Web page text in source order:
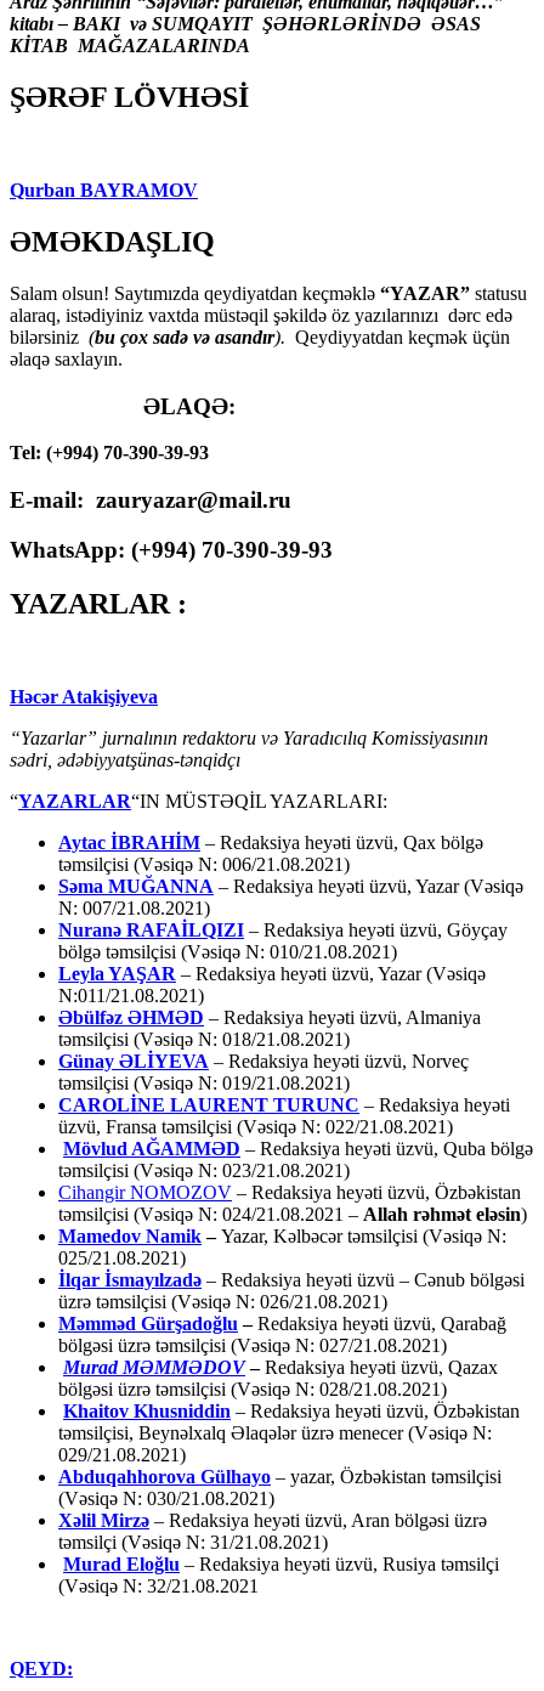
kitabı – BAKI və SUMQAYIT ŞƏHƏRLƏRİNDƏ ƏSAS
KİTAB MAĞAZALARINDA
ŞƏRƏF LÖVHƏSİ
Qurban BAYRAMOV
ƏMƏKDAŞLIQ
Salam olsun! Saytımızda qeydiyatdan keçməklə “YAZAR” statusu
alaraq, istədiyiniz vaxtda müstəqil şəkildə öz yazılarınızı dərc edə
bilərsiniz (bu çox sadə və asandır). Qeydiyyatdan keçmək üçün
əlaqə saxlayın.
ƏLAQƏ:
Tel: (+994) 70-390-39-93
E-mail: zauryazar@mail.ru
WhatsApp: (+994) 70-390-39-93
YAZARLAR :
Həcər Atakişiyeva
“Yazarlar” jurnalının redaktoru və Yaradıcılıq Komissiyasının
sədri, ədəbiyyatşünas-tənqidçı
“YAZARLAR“IN MÜSTƏQİL YAZARLARI:
Aytac İBRAHİM – Redaksiya heyəti üzvü, Qax bölgə
təmsilçisi (Vəsiqə N: 006/21.08.2021)
Səma MUĞANNA – Redaksiya heyəti üzvü, Yazar (Vəsiqə
N: 007/21.08.2021)
Nuranə RAFAİLQIZI – Redaksiya heyəti üzvü, Göyçay
bölgə təmsilçisi (Vəsiqə N: 010/21.08.2021)
Leyla YAŞAR – Redaksiya heyəti üzvü, Yazar (Vəsiqə
N:011/21.08.2021)
Əbülfəz ƏHMƏD – Redaksiya heyəti üzvü, Almaniya
təmsilçisi (Vəsiqə N: 018/21.08.2021)
Günay ƏLİYEVA – Redaksiya heyəti üzvü, Norveç
təmsilçisi (Vəsiqə N: 019/21.08.2021)
CAROLİNE LAURENT TURUNC – Redaksiya heyəti
üzvü, Fransa təmsilçisi (Vəsiqə N: 022/21.08.2021)
Mövlud AĞAMMƏD – Redaksiya heyəti üzvü, Quba bölgə
təmsilçisi (Vəsiqə N: 023/21.08.2021)
Cihangir NOMOZOV – Redaksiya heyəti üzvü, Özbəkistan
təmsilçisi (Vəsiqə N: 024/21.08.2021 – Allah rəhmət eləsin)
Mamedov Namik–Yazar, Kəlbəcər təmsilçisi (Vəsiqə N:
025/21.08.2021)
İlqar İsmayılzadə – Redaksiya heyəti üzvü – Cənub bölgəsi
üzrə təmsilçisi (Vəsiqə N: 026/21.08.2021)
Məmməd Gürşadoğlu –Redaksiya heyəti üzvü, Qarabağ
bölgəsi üzrə təmsilçisi (Vəsiqə N: 027/21.08.2021)
Murad MƏMMƏDOV –Redaksiya heyəti üzvü, Qazax
bölgəsi üzrə təmsilçisi (Vəsiqə N: 028/21.08.2021)
Khaitov Khusniddin – Redaksiya heyəti üzvü, Özbəkistan
təmsilçisi, Beynəlxalq Əlaqələr üzrə menecer (Vəsiqə N:
029/21.08.2021)
Abduqahhorova Gülhayo – yazar, Özbəkistan təmsilçisi
(Vəsiqə N: 030/21.08.2021)
Xəlil Mirzə – Redaksiya heyəti üzvü, Aran bölgəsi üzrə
təmsilçi (Vəsiqə N: 31/21.08.2021)
Murad Eloğlu – Redaksiya heyəti üzvü, Rusiya təmsilçi
(Vəsiqə N: 32/21.08.2021
QEYD: